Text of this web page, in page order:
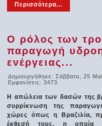
Περισσότερα...
Ο ρόλος των
παραγωγή
ενέργειας...
Δημιουργήθηκε: Σάββατο, 25
Εμφανίσεις: 3473
Η απώλεια των δασών της
συρρίκνωση της
χώρες όπως η Βραζιλία,
έκθεσή τους, η οποία